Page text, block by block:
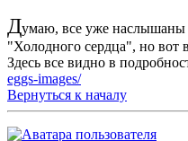
Думаю, все уже наслышаны
"Холодного сердца", но вот
Здесь все видно в
eggs-images/
Вернуться к началу